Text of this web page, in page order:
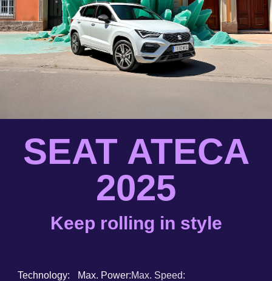
SEAT ATECA
2025
Keep rolling in style
Technology: Max. Power:Max. Speed: